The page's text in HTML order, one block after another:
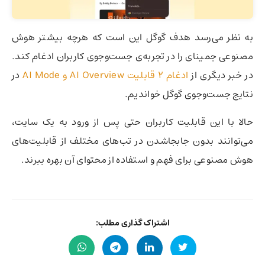
به نظر می‌رسد هدف گوگل این است که هرچه بیشتر هوش
مصنوعی جمینای را در تجربه‌ی جست‌وجوی کاربران ادغام کند.
در خبر دیگری ازادغام ۲ قابلیت AI Overview و AI Mode
در
نتایج جست‌وجوی گوگل خواندیم.
حالا با این قابلیت کاربران حتی پس از ورود به یک سایت،
می‌توانند بدون جابجاشدن در تب‌های مختلف از قابلیت‌های
هوش مصنوعی برای فهم و استفاده از محتوای آن بهره ببرند.
اشتراک گذاری مطلب: